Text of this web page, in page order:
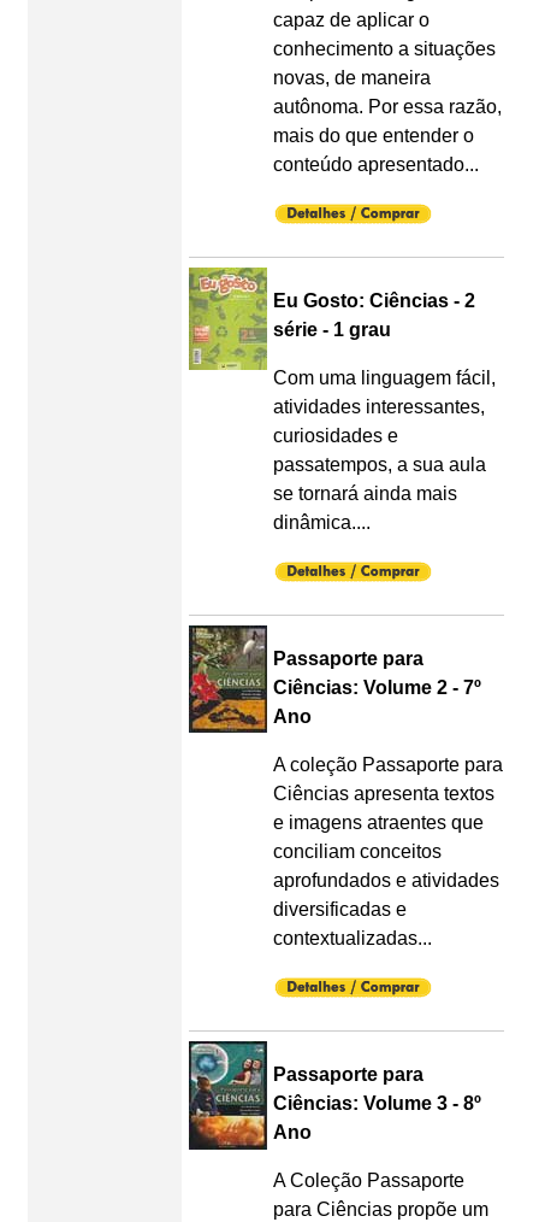
capaz de aplicar o
conhecimento a situações
novas, de maneira
autônoma. Por essa razão,
mais do que entender o
conteúdo apresentado...
Eu Gosto: Ciências - 2
série - 1 grau
Com uma linguagem fácil,
atividades interessantes,
curiosidades e
passatempos, a sua aula
se tornará ainda mais
dinâmica....
Passaporte para
Ciências: Volume 2 - 7º
Ano
A coleção Passaporte para
Ciências apresenta textos
e imagens atraentes que
conciliam conceitos
aprofundados e atividades
diversificadas e
contextualizadas...
Passaporte para
Ciências: Volume 3 - 8º
Ano
A Coleção Passaporte
para Ciências propõe um